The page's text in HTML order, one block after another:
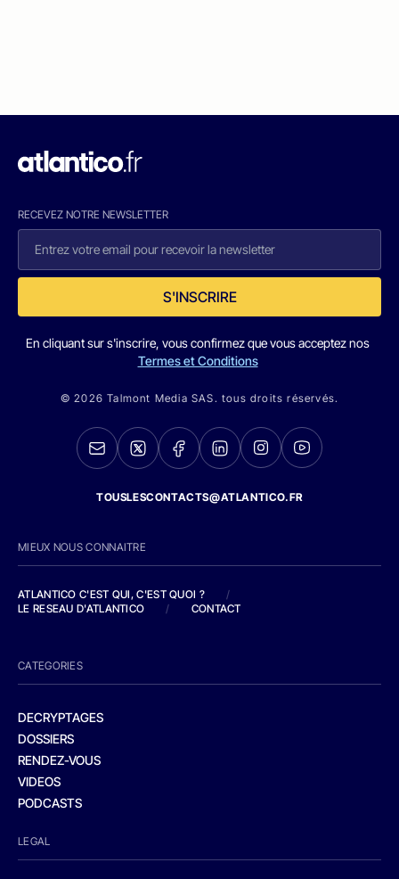
RECEVEZ NOTRE NEWSLETTER
S'INSCRIRE
En cliquant sur s'inscrire, vous confirmez que vous acceptez nos
Termes et Conditions
© 2026 Talmont Media SAS. tous droits réservés.
TOUSLESCONTACTS@ATLANTICO.FR
MIEUX NOUS CONNAITRE
ATLANTICO C'EST QUI, C'EST QUOI ?
/
LE RESEAU D'ATLANTICO
/ CONTACT
CATEGORIES
DECRYPTAGES
DOSSIERS
RENDEZ-VOUS
VIDEOS
PODCASTS
LEGAL